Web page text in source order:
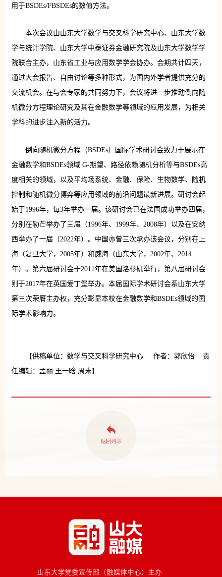
用于BSDEs/FBSDEs的数值方法。
本次会议由山东大学数学与交叉科学研究中心、山东大学数
学与统计学院、山东大学中泰证券金融研究院及山东大学数学学
院联合主办，山东省工业与应用数学学会协办。 会期共计四天，
通过大会报告、自由讨论等多种形式，为国内外学者提供充分的
交流机会。在与会专家的共同努力下，会议将进一步推动倒向随
机微分方程理论研究及其在金融数学等领域的应用发展，为相关
学科的进步注入新的活力。
倒向随机微分方程（BSDEs）国际学术研讨会致力于展示在
金融数学和BSDEs领域 G-期望、路径依赖随机分析等与BSDEs高
度相关的领域，以及平均场系统、金融、保险、生物数学、随机
控制和随机微分博弈等应用领域的前沿问题最新进展。研讨会起
始于1996年，每3年举办一届。该研讨会已在法国成功举办四届，
分别在勒芒举办了三届（1996年、1999年、2008年）以及在安纳
西举办了一届（2022年）。中国亦曾三次承办该会议，分别在上
海（复旦大学，2005年）和威海（山东大学，2002年、2014
年）。第六届研讨会于2011年在美国洛杉矶举行，第八届研讨会
则于2017年在英国爱丁堡举办。本届国际学术研讨会系山东大学
第三次荣膺主办权，充分彰显本校在金融数学和BSDEs领域的国
际学术影响力。
【供稿单位：数学与交叉科学研究中心 作者：郭欣怡 责
任编辑：孟丽 王一晗 周末】
山东大学党委宣传部（融媒体中心）主办